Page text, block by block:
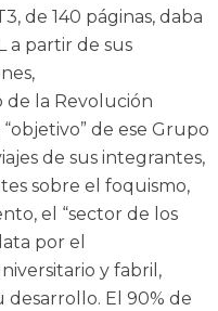
de 140 páginas, daba
a partir de sus
la Revolución
de ese Grupo
de sus integrantes,
sobre el foquismo,
el “sector de los
por el
y fabril,
El 90% de